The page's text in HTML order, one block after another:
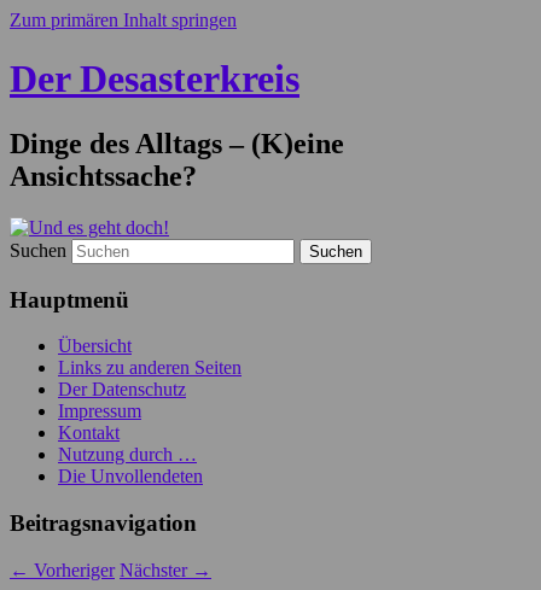
Zum primären Inhalt springen
Der Desasterkreis
Dinge des Alltags – (K)eine
Ansichtssache?
Suchen
Hauptmenü
Übersicht
Links zu anderen Seiten
Der Datenschutz
Impressum
Kontakt
Nutzung durch …
Die Unvollendeten
Beitragsnavigation
← Vorheriger Nächster →